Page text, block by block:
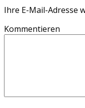
Ihre E-Mail-Adresse
Kommentieren